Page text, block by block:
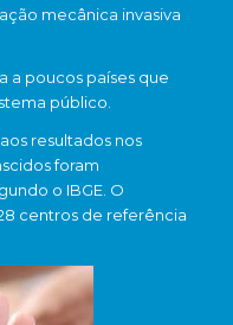
mecânica invasiva
a poucos países que
público.
resultados nos
foram
o IBGE. O
centros de referência